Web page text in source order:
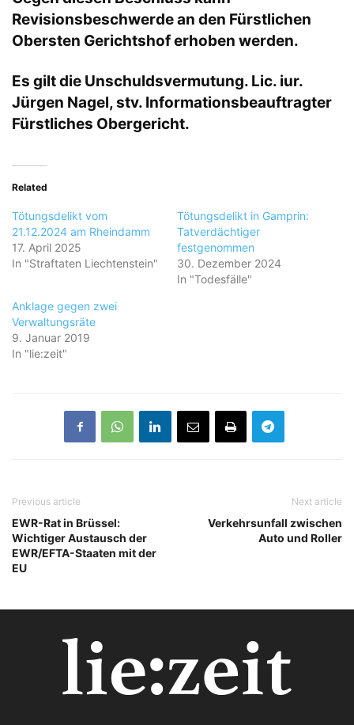
Revisionsbeschwerde an den Fürstlichen
Obersten Gerichtshof erhoben werden.
Es gilt die Unschuldsvermutung. Lic. iur.
Jürgen Nagel, stv. Informationsbeauftragter
Fürstliches Obergericht.
Related
Tötungsdelikt vom
21.12.2024 am Rheindamm
17. April 2025
In "Straftaten Liechtenstein"
Tötungsdelikt in Gamprin:
Tatverdächtiger
festgenommen
30. Dezember 2024
In "Todesfälle"
Anklage gegen zwei
Verwaltungsräte
9. Januar 2019
In "lie:zeit"
Previous article
EWR-Rat in Brüssel:
Wichtiger Austausch der
EWR/EFTA-Staaten mit der
EU
Next article
Verkehrsunfall zwischen
Auto und Roller